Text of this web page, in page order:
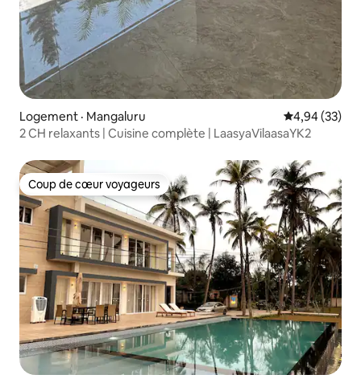
Logement · Mangaluru Note
4,94 (33)
2 CH relaxants | Cuisine complète | LaasyaVilaasaYK2
Coup de cœur voyageurs
Coup de cœur voyageurs